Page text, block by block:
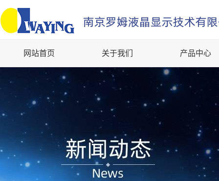
网站首页 关于我们 产品中心